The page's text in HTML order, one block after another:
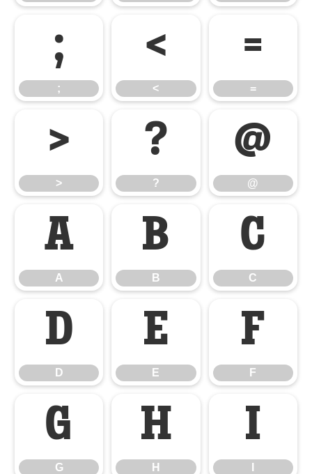
;
;
<
<
=
=
>
>
?
?
@
@
A
A
B
B
C
C
D
D
E
E
F
F
G
G
H
H
I